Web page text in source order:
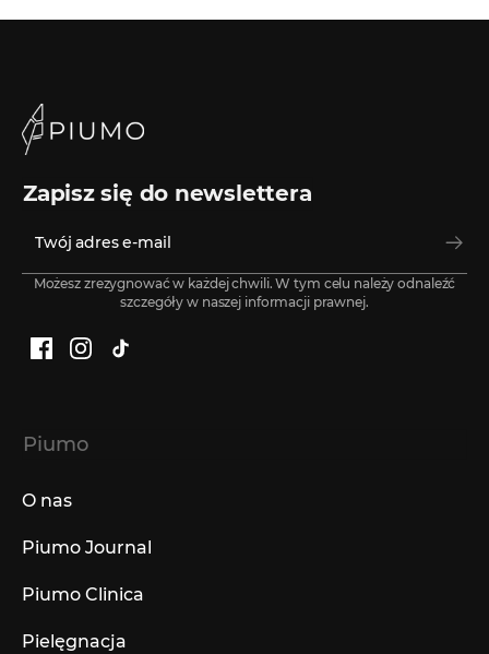
Zapisz się do newslettera
Możesz zrezygnować w każdej chwili. W tym celu należy odnaleźć
szczegóły w naszej informacji prawnej.
Facebook
Instagram
TikTok
Piumo
O nas
Piumo Journal
Piumo Clinica
Pielęgnacja